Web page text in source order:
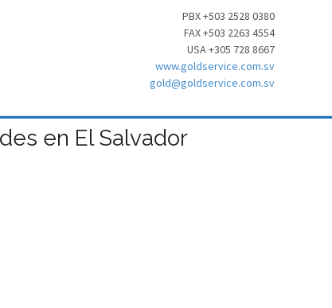
PBX +503 2528 0380
FAX +503 2263 4554
USA +305 728 8667
www.goldservice.com.sv
gold@goldservice.com.sv
en El Salvador